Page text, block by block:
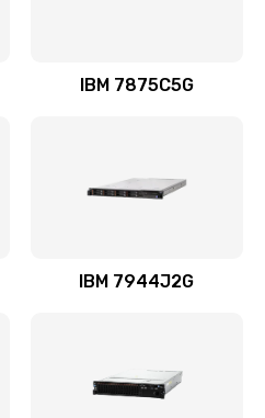
IBM 7875C5G
IBM 7944J2G